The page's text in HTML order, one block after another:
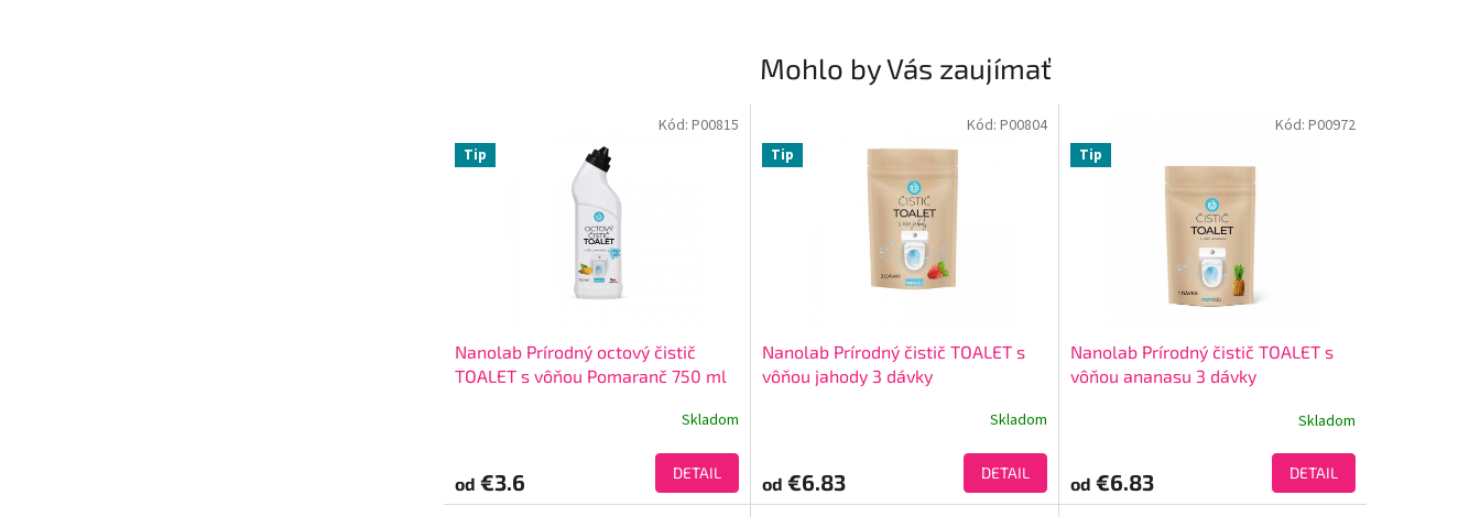
Mohlo by Vás zaujímať
Tip
Nanolab Prírodný octový čistič
TOALET s vôňou Pomaranč 750 ml
Skladom
od €3.6 DETAIL
Kód:P00815
Tip
Nanolab Prírodný čistič TOALET s
vôňou jahody 3 dávky
Skladom
od €6.83 DETAIL
Kód: P00804
Tip
Nanolab Prírodný čistič TOALET s
vôňou ananasu 3 dávky
Skladom
od €6.83 DETAIL
Kód: P00972